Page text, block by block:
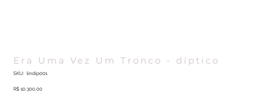
Era Uma Vez Um Tronco - díptico
SKU: SKU
lindip001
Preço
R$ 10.300,00